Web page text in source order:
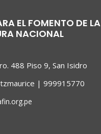
EL FOMENTO DE LA
NACIONAL
488 Piso 9, San Isidro
| 999915770